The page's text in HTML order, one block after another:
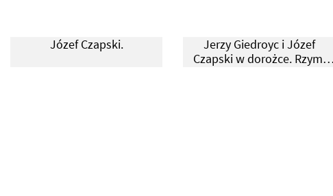
Józef Czapski.
Jerzy Giedroyc i Józef
Czapski w dorożce. Rzym,